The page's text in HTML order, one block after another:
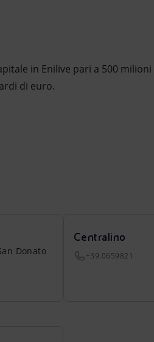
in Enilive pari a 500 milioni
di euro.
Donato
Centralino
+39.0659821